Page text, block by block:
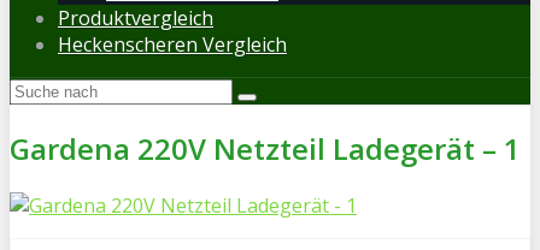
Produktvergleich
Heckenscheren Vergleich
Gardena 220V Netzteil Ladegerät – 1